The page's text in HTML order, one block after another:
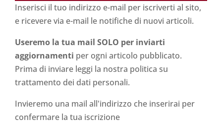
Inserisci il tuo indirizzo e-mail per iscriverti al sito,
e ricevere via e-mail le notifiche di nuovi articoli.
Useremo la tua mail SOLO per inviarti
aggiornamenti per ogni articolo pubblicato.
Prima di inviare leggi la nostra politica su
trattamento dei dati personali.
Invieremo una mail all'indirizzo che inserirai per
confermare la tua iscrizione